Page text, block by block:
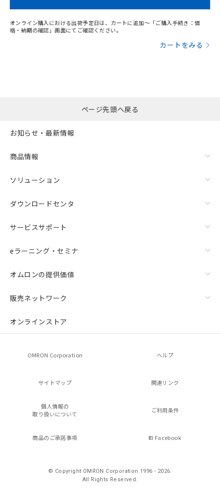
オンライン購入における出荷予定日は、カートに追加～「ご購入手続き：価
格・納期の確認」画面にてご確認ください。
カートをみる
ページ先頭へ戻る
お知らせ・最新情報
商品情報
ソリューション
ダウンロードセンタ
サービスサポート
eラーニング・セミナ
オムロンの提供価値
販売ネットワーク
オンラインストア
OMRON Corporation ヘルプ
サイトマップ 関連リンク
個人情報の
取り扱いについて
ご利用条件
商品のご承諾事項 Facebook
© Copyright OMRON Corporation 1996 - 2026.
All Rights Reserved.